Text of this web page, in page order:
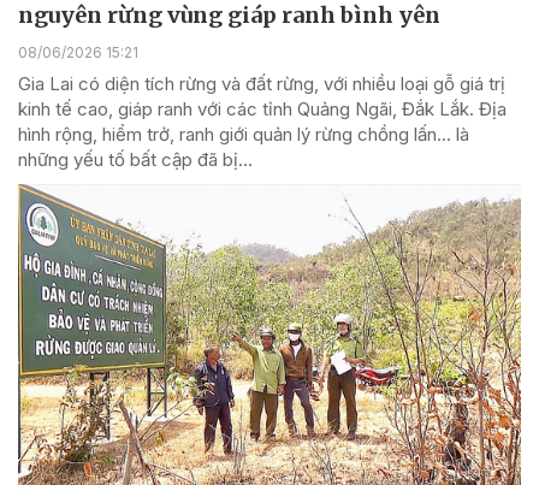
nguyên rừng vùng giáp ranh bình yên
08/06/2026 15:21
Gia Lai có diện tích rừng và đất rừng, với nhiều loại gỗ giá trị
kinh tế cao, giáp ranh với các tỉnh Quảng Ngãi, Đắk Lắk. Địa
hình rộng, hiểm trở, ranh giới quản lý rừng chồng lấn... là
những yếu tố bất cập đã bị...